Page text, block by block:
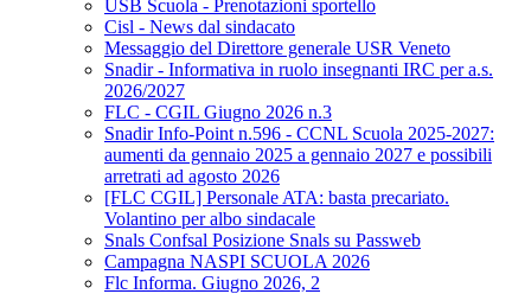
USB Scuola - Prenotazioni sportello
Cisl - News dal sindacato
Messaggio del Direttore generale USR Veneto
Snadir - Informativa in ruolo insegnanti IRC per a.s.
2026/2027
FLC - CGIL Giugno 2026 n.3
Snadir Info-Point n.596 - CCNL Scuola 2025-2027:
aumenti da gennaio 2025 a gennaio 2027 e possibili
arretrati ad agosto 2026
[FLC CGIL] Personale ATA: basta precariato.
Volantino per albo sindacale
Snals Confsal Posizione Snals su Passweb
Campagna NASPI SCUOLA 2026
Flc Informa. Giugno 2026, 2